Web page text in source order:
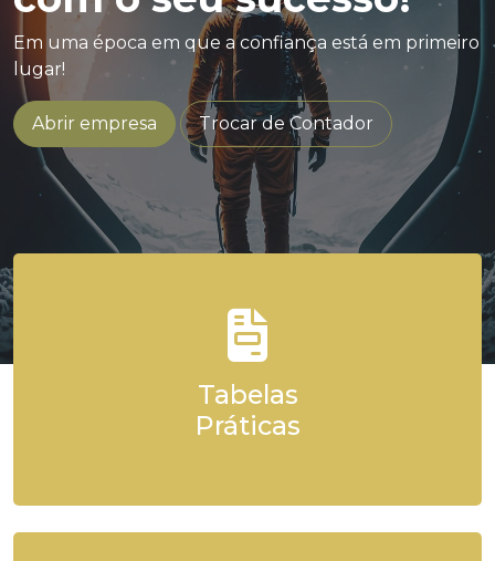
Em uma época em que a confiança está em primeiro
lugar!
Abrir empresa Trocar de Contador
Tabelas
Práticas